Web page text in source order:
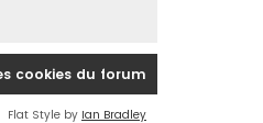
cookies du forum
Flat Style by Ian Bradley